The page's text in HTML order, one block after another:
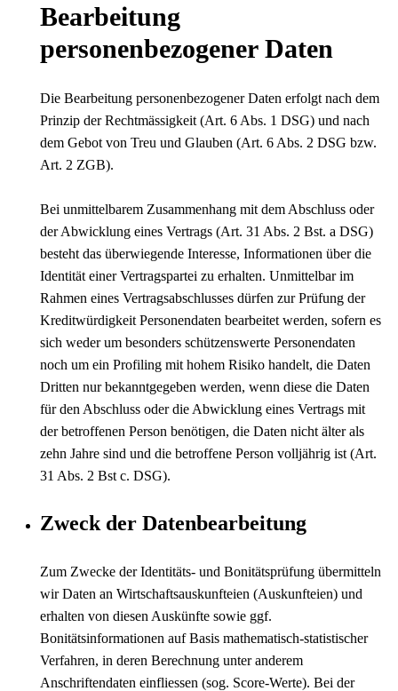
Bearbeitung
personenbezogener Daten
Die Bearbeitung personenbezogener Daten erfolgt nach dem
Prinzip der Rechtmässigkeit (Art. 6 Abs. 1 DSG) und nach
dem Gebot von Treu und Glauben (Art. 6 Abs. 2 DSG bzw.
Art. 2 ZGB).
Bei unmittelbarem Zusammenhang mit dem Abschluss oder
der Abwicklung eines Vertrags (Art. 31 Abs. 2 Bst. a DSG)
besteht das überwiegende Interesse, Informationen über die
Identität einer Vertragspartei zu erhalten. Unmittelbar im
Rahmen eines Vertragsabschlusses dürfen zur Prüfung der
Kreditwürdigkeit Personendaten bearbeitet werden, sofern es
sich weder um besonders schützenswerte Personendaten
noch um ein Profiling mit hohem Risiko handelt, die Daten
Dritten nur bekanntgegeben werden, wenn diese die Daten
für den Abschluss oder die Abwicklung eines Vertrags mit
der betroffenen Person benötigen, die Daten nicht älter als
zehn Jahre sind und die betroffene Person volljährig ist (Art.
31 Abs. 2 Bst c. DSG).
Zweck der Datenbearbeitung
Zum Zwecke der Identitäts- und Bonitätsprüfung übermitteln
wir Daten an Wirtschaftsauskunfteien (Auskunfteien) und
erhalten von diesen Auskünfte sowie ggf.
Bonitätsinformationen auf Basis mathematisch-statistischer
Verfahren, in deren Berechnung unter anderem
Anschriftendaten einfliessen (sog. Score-Werte). Bei der